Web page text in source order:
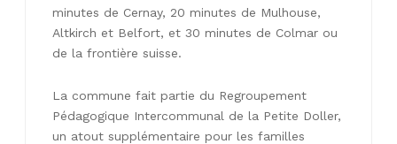
minutes de Cernay, 20 minutes de Mulhouse,
Altkirch et Belfort, et 30 minutes de Colmar ou
de la frontière suisse.
La commune fait partie du Regroupement
Pédagogique Intercommunal de la Petite Doller,
un atout supplémentaire pour les familles